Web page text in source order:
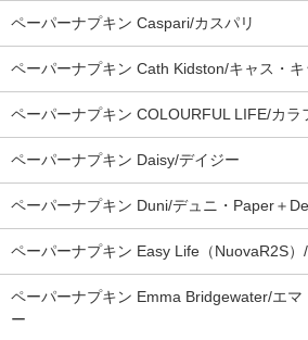
ペーパーナプキン Caspari/カスパリ
ペーパーナプキン Cath Kidston/キャス・キ
ペーパーナプキン COLOURFUL LIFE/カラ
ペーパーナプキン Daisy/デイジー
ペーパーナプキン Duni/デュニ・Paper＋
ペーパーナプキン Easy Life（NuovaR2S）
ペーパーナプキン Emma Bridgewater/エマ
ー